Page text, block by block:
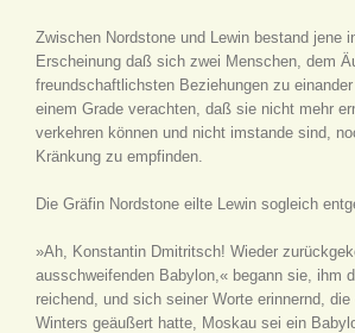
Zwischen Nordstone und Lewin bestand jene
Erscheinung daß sich zwei Menschen, dem
freundschaftlichsten Beziehungen zu
einem Grade verachten, daß sie nicht mehr
verkehren können und nicht imstande sind,
Kränkung zu empfinden.
Die Gräfin Nordstone eilte Lewin sogleich
»Ah, Konstantin Dmitritsch! Wieder
ausschweifenden Babylon,« begann sie, ihm
reichend, und sich seiner Worte erinnernd,
Winters geäußert hatte, Moskau sei ein